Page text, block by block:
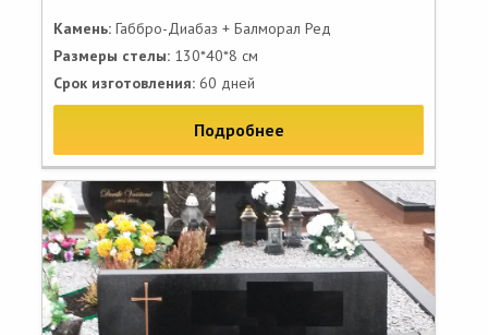
Камень: Габбро-Диабаз + Балморал Ред
Размеры стелы: 130*40*8 см
Срок изготовления: 60 дней
Подробнее